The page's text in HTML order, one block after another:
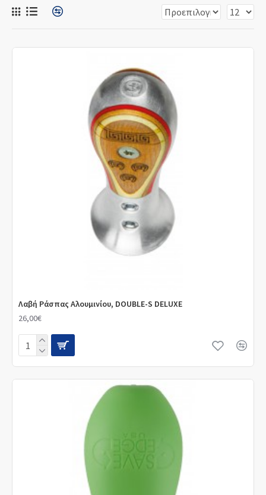
Λαβή Ράσπας Αλουμινίου, DOUBLE-S DELUXE
26,00€